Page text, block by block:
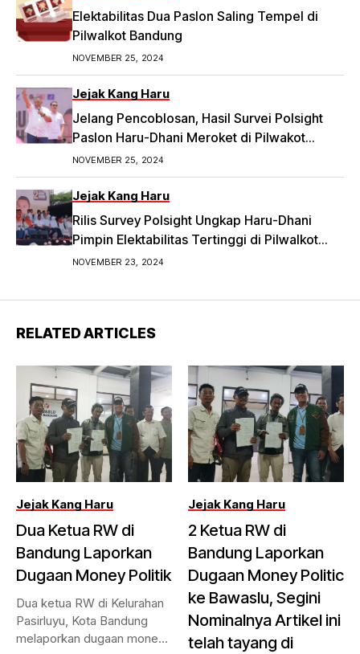
Elektabilitas Dua Paslon Saling Tempel di
Pilwalkot Bandung
NOVEMBER 25, 2024
Jejak Kang Haru
Jelang Pencoblosan, Hasil Survei Polsight
Paslon Haru-Dhani Meroket di Pilwakot
Bandung
NOVEMBER 25, 2024
Jejak Kang Haru
Rilis Survey Polsight Ungkap Haru-Dhani
Pimpin Elektabilitas Tertinggi di Pilwalkot
Bandung 2024
NOVEMBER 23, 2024
RELATED ARTICLES
Jejak Kang Haru
Dua Ketua RW di
Bandung Laporkan
Dugaan Money Politik
Dua ketua RW di Kelurahan
Pasirluyu, Kota Bandung
melaporkan dugaan money
Jejak Kang Haru
2 Ketua RW di
Bandung Laporkan
Dugaan Money Politic
ke Bawaslu, Segini
Nominalnya Artikel ini
telah tayang di